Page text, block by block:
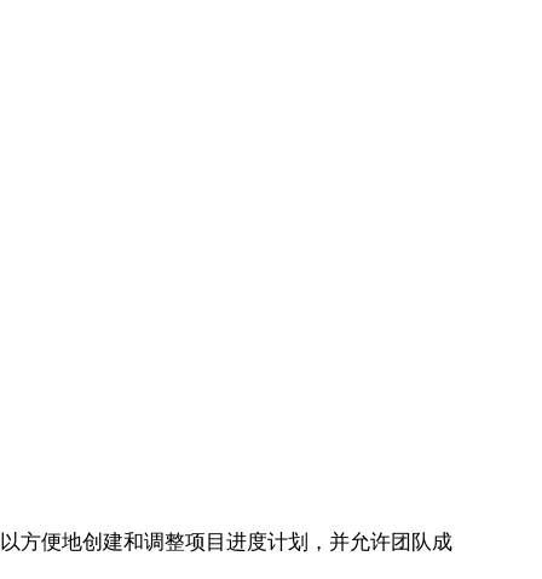
方便地创建和调整项目进度计划，并允许团队成